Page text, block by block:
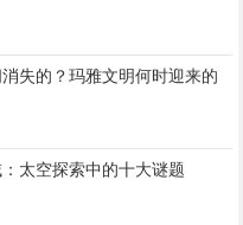
失的？玛雅文明何时迎来的
太空探索中的十大谜题